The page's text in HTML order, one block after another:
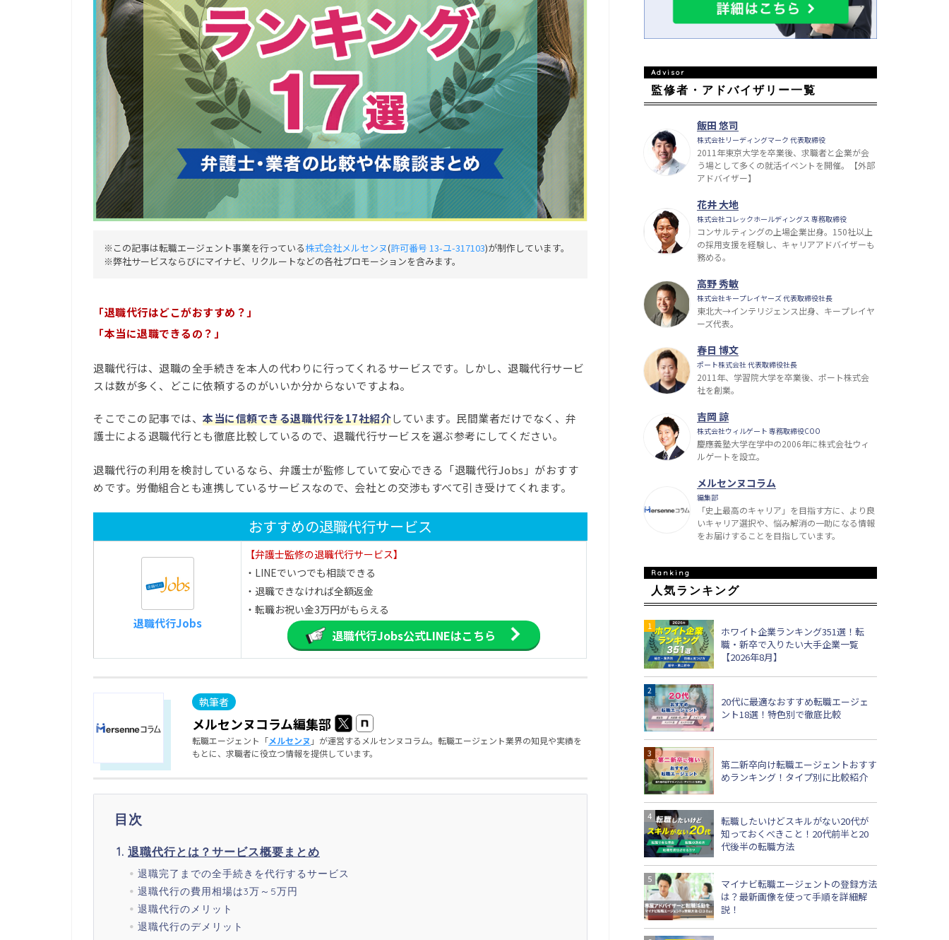
※この記事は転職エージェント事業を行っている株式会社メルセンヌ(許可番号 13-ユ-317103)が制作しています。
※弊社サービスならびにマイナビ、リクルートなどの各社プロモーションを含みます。
「退職代行はどこがおすすめ？」
「本当に退職できるの？」
退職代行は、退職の全手続きを本人の代わりに行ってくれるサービスです。しかし、退職代行サービ
スは数が多く、どこに依頼するのがいいか分からないですよね。
そこでこの記事では、 本当に信頼できる退職代行を17社紹介しています。民間業者だけでなく、弁
護士による退職代行とも徹底比較しているので、退職代行サービスを選ぶ参考にしてください。
退職代行の利用を検討しているなら、弁護士が監修していて安心できる「退職代行Jobs」がおすす
めです。労働組合とも連携しているサービスなので、会社との交渉もすべて引き受けてくれます。
おすすめの退職代行サービス
退職代行Jobs
【弁護士監修の退職代行サービス】
・LINEでいつでも相談できる
・退職できなければ全額返金
・転職お祝い金3万円がもらえる
退職代行Jobs公式LINEはこちら
メルセンヌコラム編集部
転職エージェント「メルセンヌ 」が運営するメルセンヌコラム。転職エージェント業界の知見や実績を
もとに、求職者に役立つ情報を提供しています。
目次
退職代行とは？サービス概要まとめ
退職完了までの全手続きを代行するサービス
退職代行の費用相場は3万～5万円
退職代行のメリット
退職代行のデメリット
監修者・アドバイザリー一覧
飯田 悠司
株式会社リーディングマーク 代表取締役
2011年東京大学を卒業後、求職者と企業が会
う場として多くの就活イベントを開催。【外部
アドバイザー】
花井 大地
株式会社コレックホールディングス 専務取締役
コンサルティングの上場企業出身。150社以上
の採用支援を経験し、キャリアアドバイザーも
務める。
高野 秀敏
株式会社キープレイヤーズ 代表取締役社長
東北大→インテリジェンス出身、キープレイヤ
ーズ代表。
春日 博文
ポート株式会社 代表取締役社長
2011年、学習院大学を卒業後、ポート株式会
社を創業。
吉岡 諒
株式会社ウィルゲート 専務取締役COO
慶應義塾大学在学中の2006年に株式会社ウィ
ルゲートを設立。
メルセンヌコラム
編集部
「史上最高のキャリア」を目指す方に、より良
いキャリア選択や、悩み解消の一助になる情報
をお届けすることを目指しています。
人気ランキング
ホワイト企業ランキング351選！転
職・新卒で入りたい大手企業一覧
【2026年8月】
20代に最適なおすすめ転職エージェ
ント18選！特色別で徹底比較
第二新卒向け転職エージェントおすす
めランキング！タイプ別に比較紹介
転職したいけどスキルがない20代が
知っておくべきこと！20代前半と20
代後半の転職方法
マイナビ転職エージェントの登録方法
は？最新画像を使って手順を詳細解
説！